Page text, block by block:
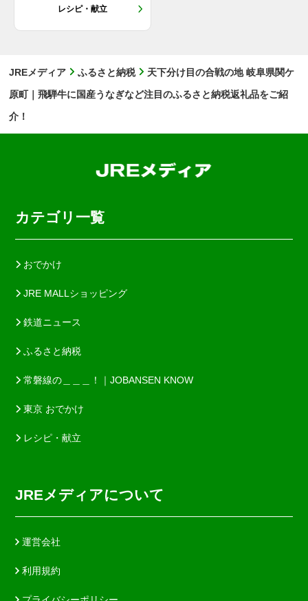
レシピ・献立
JREメディア ふるさと納税
天下分け目の合戦の地 岐阜県関ケ
原町｜飛騨牛に国産うなぎなど注目のふるさと納税返礼品をご紹
介！
カテゴリ一覧
おでかけ
JRE MALLショッピング
鉄道ニュース
ふるさと納税
常磐線の＿＿＿！｜JOBANSEN KNOW
東京 おでかけ
レシピ・献立
JREメディアについて
運営会社
利用規約